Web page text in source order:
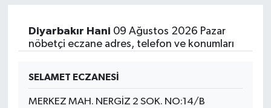
Diyarbakır Hani 09 Ağustos 2026 Pazar
nöbetçi eczane adres, telefon ve konumları
SELAMET ECZANESİ
MERKEZ MAH. NERGİZ 2 SOK. NO:14/B